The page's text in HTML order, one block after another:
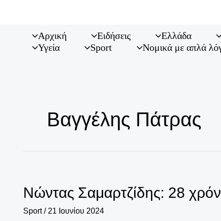
Αρχική Ειδήσεις Ελλάδα
Υγεία
Sport Νομικά με απλά
Βαγγέλης Πάτρας
Νώντας Σαμαρτζίδης: 28
Sport/ 21 Ιουνίου 2024